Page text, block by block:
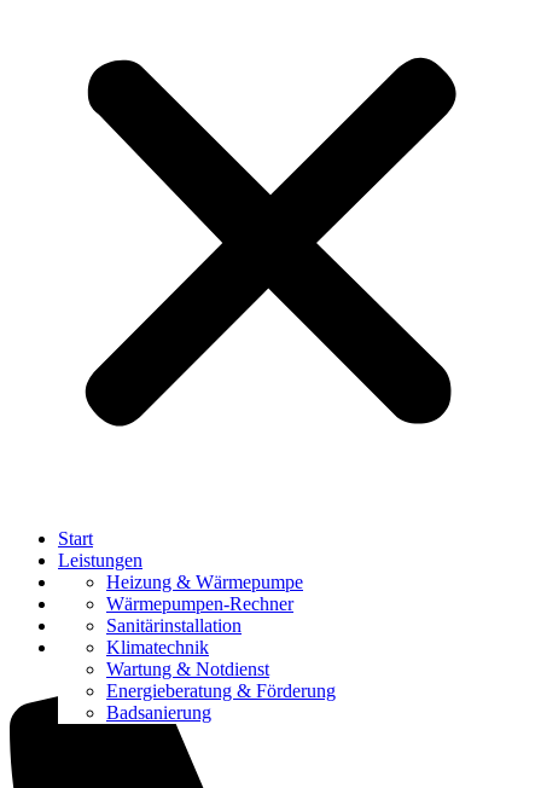
Start
Leistungen
Heizung & Wärmepumpe
Wärmepumpen-Rechner
Sanitärinstallation
Klimatechnik
Wartung & Notdienst
Energieberatung & Förderung
Badsanierung
Referenzen
Über uns
Karriere
Kontakt